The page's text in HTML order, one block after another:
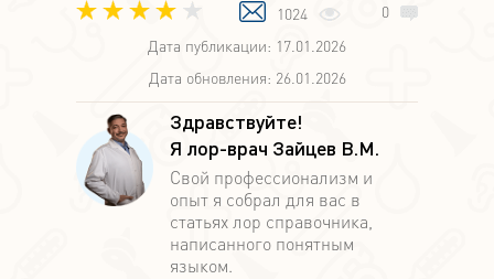
Дата публикации: 17.01.2026
Дата обновления: 26.01.2026
1024 0
Здравствуйте!
Я лор-врач Зайцев В.М.
Свой профессионализм и
опыт я собрал для вас в
статьях лор справочника,
написанного понятным
языком.